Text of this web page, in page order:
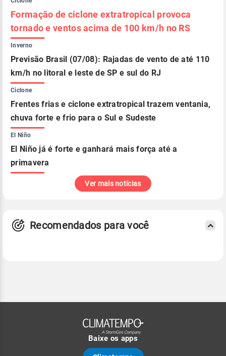
Formação de ciclone extratropical provoca
tornado e ventos acima de 100 km/h no RS
Inverno
Previsão Brasil (07/08): Rajadas de vento de até 110
km/h no litoral e leste de SP e sul do RJ
Ciclone
Frentes frias e ciclone extratropical trazem ventania,
chuva forte e frio para o Sul e Sudeste
El Niño
El Niño já é forte e ganhará mais força até a
primavera
Ver mais notícias
Recomendados para você
Baixe os apps